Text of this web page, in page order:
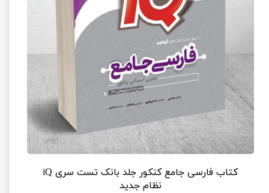
کتاب فارسی جامع کنکور جلد بانک تست سری iQ
نظام جدید